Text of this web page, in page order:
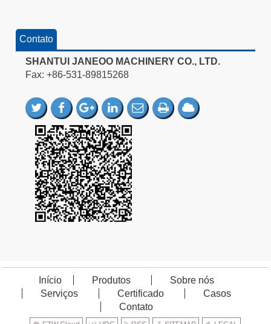
Contato
SHANTUI JANEOO MACHINERY CO., LTD.
Fax: +86-531-89815268
Início Produtos
Sobre nós
Serviços
Certificado
Casos
Contato